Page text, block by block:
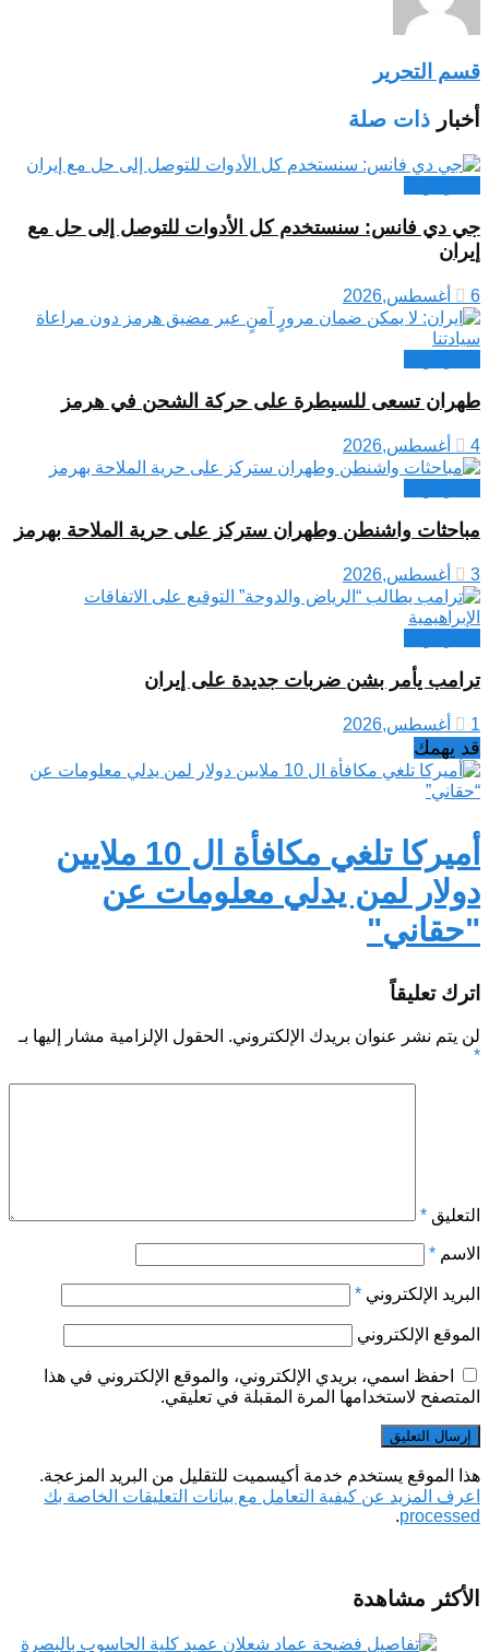
قسم التحرير
أخبار ذات صلة
جي دي فانس: سنستخدم كل الأدوات للتوصل إلى حل مع
إيران
6 أغسطس,2026
طهران تسعى للسيطرة على حركة الشحن في هرمز
4 أغسطس,2026
مباحثات واشنطن وطهران ستركز على حرية الملاحة بهرمز
3 أغسطس,2026
ترامب يأمر بشن ضربات جديدة على إيران
1 أغسطس,2026
قد يهمك
أميركا تلغي مكافأة ال 10 ملايين
دولار لمن يدلي معلومات عن
"حقاني"
اترك تعليقاً
لن يتم نشر عنوان بريدك الإلكتروني. الحقول الإلزامية مشار إليها بـ
*
التعليق *
الاسم *
البريد الإلكتروني *
الموقع الإلكتروني
احفظ اسمي، بريدي الإلكتروني، والموقع الإلكتروني في هذا
المتصفح لاستخدامها المرة المقبلة في تعليقي.
هذا الموقع يستخدم خدمة أكيسميت للتقليل من البريد المزعجة.
اعرف المزيد عن كيفية التعامل مع بيانات التعليقات الخاصة بك
processed
.
الأكثر مشاهدة